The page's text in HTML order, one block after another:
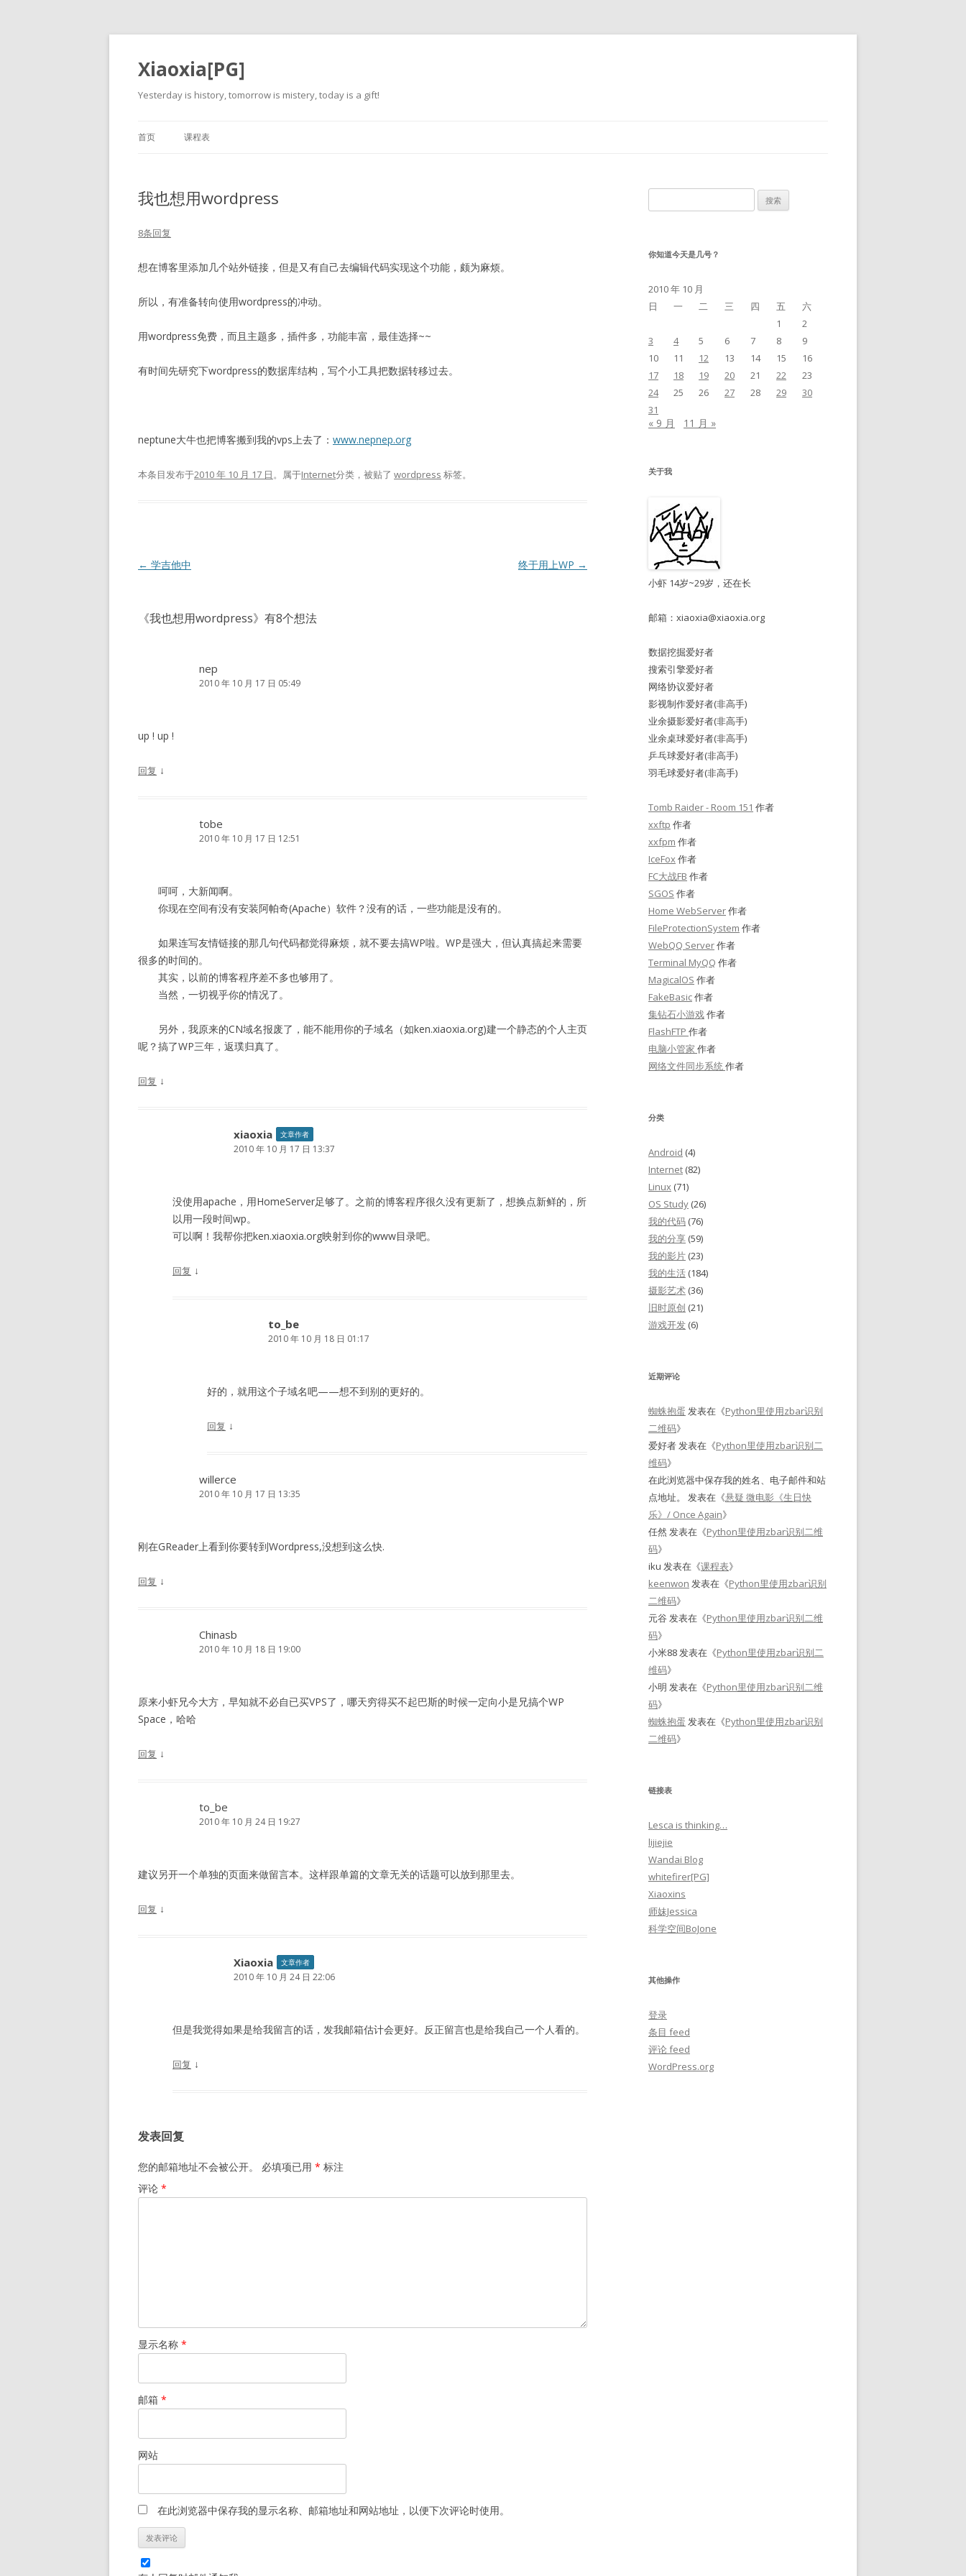
Xiaoxia[PG]
Yesterday is history, tomorrow is mistery, today is a gift!
首页 课程表
我也想用wordpress
8条回复
想在博客里添加几个站外链接，但是又有自己去编辑代码实现这个功能，颇为麻烦。
所以，有准备转向使用wordpress的冲动。
用wordpress免费，而且主题多，插件多，功能丰富，最佳选择~~
有时间先研究下wordpress的数据库结构，写个小工具把数据转移过去。
neptune大牛也把博客搬到我的vps上去了： www.nepnep.org
本条目发布于2010 年 10 月 17 日。属于Internet分类，被贴了 wordpress 标签。
文
航
← 学吉他中 终于用上WP →
《我也想用wordpress》有8个想法
nep
2010 年 10 月 17 日 05:49
up ! up !
回复 ↓
tobe
2010 年 10 月 17 日 12:51
呵呵，大新闻啊。
你现在空间有没有安装阿帕奇(Apache）软件？没有的话，一些功能是没有的。
如果连写友情链接的那几句代码都觉得麻烦，就不要去搞WP啦。WP是强大，但认真搞起来需要
很多的时间的。
其实，以前的博客程序差不多也够用了。
当然，一切视乎你的情况了。
另外，我原来的CN域名报废了，能不能用你的子域名（如ken.xiaoxia.org)建一个静态的个人主页
呢？搞了WP三年，返璞归真了。
回复 ↓
xiaoxia 文章作者
2010 年 10 月 17 日 13:37
没使用apache，用HomeServer足够了。之前的博客程序很久没有更新了，想换点新鲜的，所
以用一段时间wp。
可以啊！我帮你把ken.xiaoxia.org映射到你的www目录吧。
回复 ↓
to_be
2010 年 10 月 18 日 01:17
好的，就用这个子域名吧——想不到别的更好的。
回复 ↓
willerce
2010 年 10 月 17 日 13:35
刚在GReader上看到你要转到Wordpress,没想到这么快.
回复 ↓
Chinasb
2010 年 10 月 18 日 19:00
原来小虾兄今大方，早知就不必自已买VPS了，哪天穷得买不起巴斯的时候一定向小是兄搞个WP
Space，哈哈
回复 ↓
to_be
2010 年 10 月 24 日 19:27
建议另开一个单独的页面来做留言本。这样跟单篇的文章无关的话题可以放到那里去。
回复 ↓
Xiaoxia 文章作者
2010 年 10 月 24 日 22:06
但是我觉得如果是给我留言的话，发我邮箱估计会更好。反正留言也是给我自己一个人看的。
回复 ↓
发表回复
您的邮箱地址不会被公开。 必填项已用 * 标注
评论 *
显示名称 *
邮箱 *
网站
在此浏览器中保存我的显示名称、邮箱地址和网站地址，以便下次评论时使用。
索：
你知道今天是几号？
2010 年 10 月
日
一 二 三 四 五
六
1
2
3
4 5 6 7 8
9
10
11 12 13 14 15
16
17
18 19 20 21 22
23
24
25 26 27 28 29
30
31
« 9 月 11 月 »
关于我
小虾 14岁~29岁，还在长
邮箱： xiaoxia@xiaoxia.org
数据挖掘爱好者
搜索引擎爱好者
网络协议爱好者
影视制作爱好者(非高手)
业余摄影爱好者(非高手)
业余桌球爱好者(非高手)
乒乓球爱好者(非高手)
羽毛球爱好者(非高手)
Tomb Raider - Room 151 作者
xxftp 作者
xxfpm 作者
IceFox作者
FC大战FB 作者
SGOS 作者
Home WebServer作者
FileProtectionSystem 作者
WebQQ Server作者
Terminal MyQQ 作者
MagicalOS 作者
FakeBasic作者
集钻石小游戏作者
FlashFTP 作者
电脑小管家 作者
网络文件同步系统作者
分类
Android (4)
Internet (82)
Linux (71)
OS Study (26)
我的代码 (76)
我的分享 (59)
我的影片 (23)
我的生活 (184)
摄影艺术 (36)
旧时原创 (21)
游戏开发 (6)
近期评论
蜘蛛抱蛋 发表在《Python里使用zbar识别
二维码》
爱好者发表在《Python里使用zbar识别二
维码》
在此浏览器中保存我的姓名、电子邮件和站
点地址。
发表在《悬疑 微电影《生日快
乐》/ Once Again》
任然 发表在《Python里使用zbar识别二维
码》
iku 发表在《课程表》
keenwon 发表在《Python里使用zbar识别
二维码》
元谷发表在《Python里使用zbar识别二维
码》
小米88发表在《Python里使用zbar识别二
维码》
小明 发表在《Python里使用zbar识别二维
码》
蜘蛛抱蛋 发表在《Python里使用zbar识别
二维码》
链接表
Lesca is thinking…
lijiejie
Wandai Blog
whitefirer[PG]
Xiaoxins
师妹Jessica
科学空间BoJone
其他操作
登录
条目 feed
评论 feed
WordPress.org